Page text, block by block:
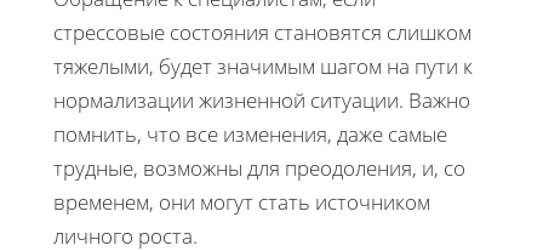
стрессовые состояния становятся слишком
тяжелыми, будет значимым шагом на пути к
нормализации жизненной ситуации. Важно
помнить, что все изменения, даже самые
трудные, возможны для преодоления, и, со
временем, они могут стать источником
личного роста.